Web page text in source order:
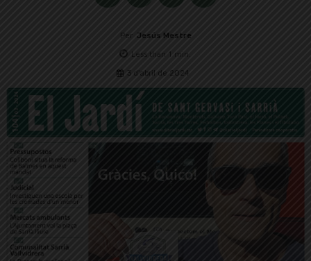
Per Jesús Mestre
Less than 1 min.
3 d'abril de 2024